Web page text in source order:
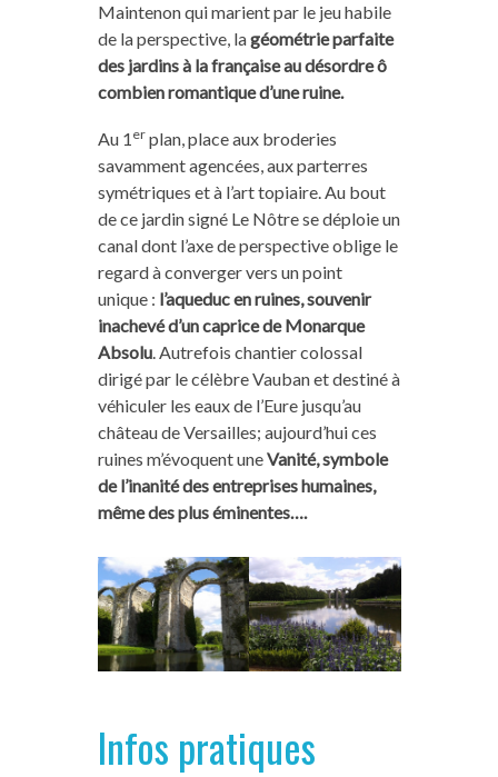
Maintenon qui marient par le jeu habile
de la perspective, lagéométrie parfaite
des jardins à la française au désordre ô
combien romantique d’une ruine.
Au 1 erplan, place aux broderies
savamment agencées, aux parterres
symétriques et à l’art topiaire. Au bout
de ce jardin signé Le Nôtre se déploie un
canal dont l’axe de perspective oblige le
regard à converger vers un point
unique : l’aqueduc en ruines, souvenir
inachevé d’un caprice de Monarque
Absolu. Autrefois chantier colossal
dirigé par le célèbre Vauban et destiné à
véhiculer les eaux de l’Eure jusqu’au
château de Versailles; aujourd’hui ces
ruines m’évoquent uneVanité, symbole
de l’inanité des entreprises humaines,
même des plus éminentes….
Infos pratiques